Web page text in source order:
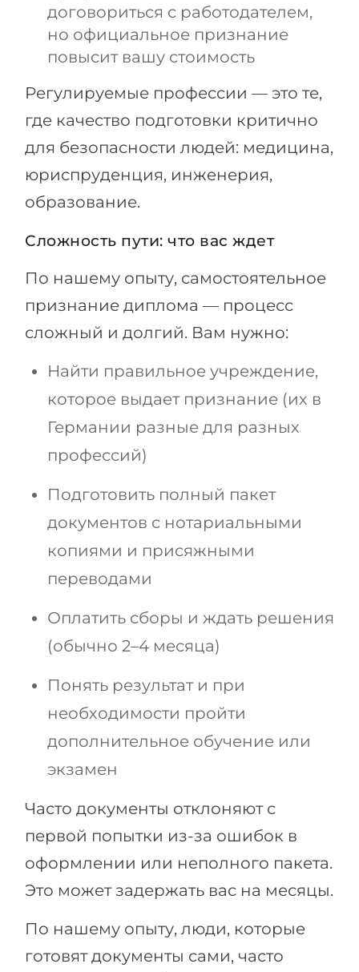
договориться с работодателем,
но официальное признание
повысит вашу стоимость
Регулируемые профессии — это те,
где качество подготовки критично
для безопасности людей: медицина,
юриспруденция, инженерия,
образование.
Сложность пути: что вас ждет
По нашему опыту, самостоятельное
признание диплома — процесс
сложный и долгий. Вам нужно:
Найти правильное учреждение,
которое выдает признание (их в
Германии разные для разных
профессий)
Подготовить полный пакет
документов с нотариальными
копиями и присяжными
переводами
Оплатить сборы и ждать решения
(обычно 2–4 месяца)
Понять результат и при
необходимости пройти
дополнительное обучение или
экзамен
Часто документы отклоняют с
первой попытки из-за ошибок в
оформлении или неполного пакета.
Это может задержать вас на месяцы.
По нашему опыту, люди, которые
готовят документы сами, часто